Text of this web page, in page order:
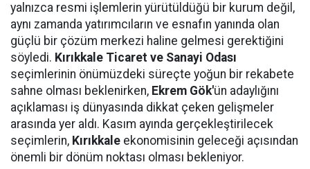
yalnızca resmi işlemlerin yürütüldüğü bir kurum değil,
aynı zamanda yatırımcıların ve esnafın yanında olan
güçlü bir çözüm merkezi haline gelmesi gerektiğini
söyledi. Kırıkkale Ticaret ve Sanayi Odası
seçimlerinin önümüzdeki süreçte yoğun bir rekabete
sahne olması beklenirken, Ekrem Gök'ün adaylığını
açıklaması iş dünyasında dikkat çeken gelişmeler
arasında yer aldı. Kasım ayında gerçekleştirilecek
seçimlerin, Kırıkkale ekonomisinin geleceği açısından
önemli bir dönüm noktası olması bekleniyor.